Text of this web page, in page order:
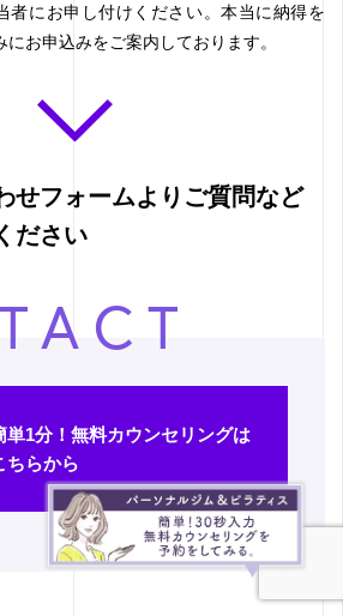
者にお申し付けください。本当に納得を
にお申込みをご案内しております。
せフォームよりご質問など
ださい
単1分！無料カウンセリングは
ちらから